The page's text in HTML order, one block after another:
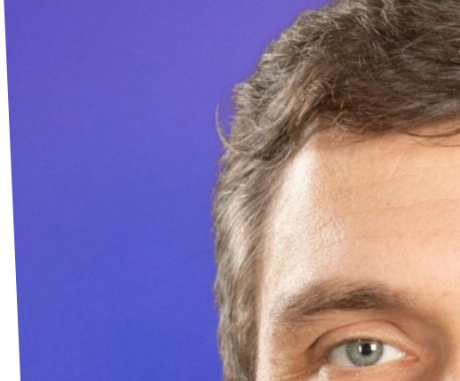
Volt Deutschland Merchandise Shop
Volt im Stadtrat Dresden